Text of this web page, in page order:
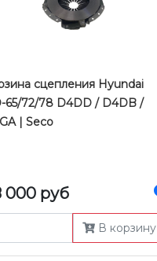
сцепления Hyundai
65/72/78 D4DD / D4DB /
| Seco
000 руб
В корзину